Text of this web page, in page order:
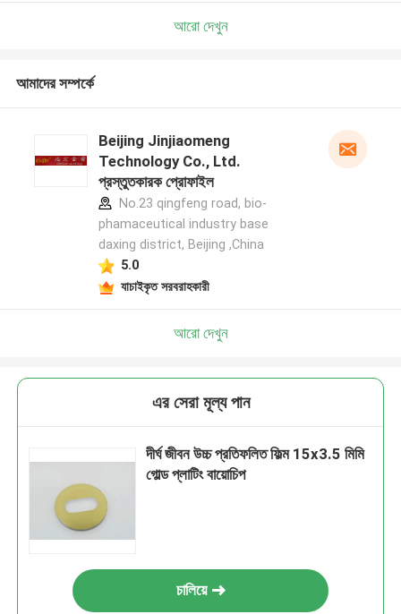
আরো দেখুন
আমাদের সম্পর্কে
Beijing Jinjiaomeng
Technology Co., Ltd.
প্রস্তুতকারক প্রোফাইল
No.23 qingfeng road, bio-
phamaceutical industry base
daxing district, Beijing ,China
5.0
যাচাইকৃত সরবরাহকারী
আরো দেখুন
এর সেরা মূল্য পান
দীর্ঘ জীবন উচ্চ প্রতিফলিত ফিল্ম 15x3.5 মিমি
গোল্ড প্লাটিং বায়োচিপ
চালিয়ে